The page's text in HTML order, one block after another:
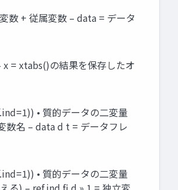
数 + 従属変数 – data = データ
= xtabs()の結果を保存したオ
• 質的データの二変量
数名 – data d t = データフレ
• 質的データの二変量